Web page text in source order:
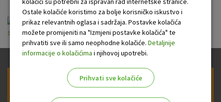
Opci uvjeti odobravanja kredita suvlasnicima
stambenih zgrada.pdf
Prijava na newsletter OTP banke
Ostale kolačiće koristimo za bolje korisničko iskustvo i
prikaz relevantnih oglasa i sadržaja. Postavke kolačića
možete promijeniti na "Izmjeni postavke kolačića" te
prihvatiti sve ili samo neophodne kolačiće. Detaljnije
informacije o kolačićima i njihovoj upotrebi.
Prihvati sve kolačiće